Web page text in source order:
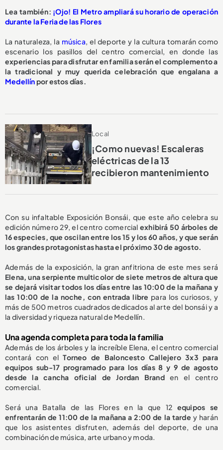
Lea también: ¡Ojo! El Metro ampliará su horario de operación
durante la Feria de las Flores
La naturaleza, la música, el deporte y la cultura tomarán como
escenario los pasillos del centro comercial, en donde las
experiencias para disfrutar en familia serán el complemento a
la tradicional y muy querida celebración que engalana a
Medellínpor estos días.
Local
¡Como nuevas! Escaleras
eléctricas de la 13
recibieron mantenimiento
Con su infaltable Exposición Bonsái, que este año celebra su
edición número 29, el centro comercial exhibirá 50 árboles de
16 especies, que oscilan entre los 15 y los 60 años, y que serán
los grandes protagonistas hasta el próximo 30 de agosto.
Además de la exposición, la gran anfitriona de este mes será
Elena, una serpiente multicolor de siete metros de altura que
se dejará visitar todos los días entre las 10:00 de la mañana y
las 10:00 de la noche, con entrada libre para los curiosos, y
más de 500 metros cuadrados dedicados al arte del bonsái y a
la diversidad y riqueza natural de Medellín.
Una agenda completa para toda la familia
Además de los árboles y la increíble Elena, el centro comercial
contará con elTorneo de Baloncesto Callejero 3x3 para
equipos sub-17 programado para los días 8 y 9 de agosto
desde la cancha oficial de Jordan Branden el centro
comercial.
Será una Batalla de las Flores en la que 12 equipos se
enfrentarán de 11:00 de la mañana a 2:00 de la tarde y harán
que los asistentes disfruten, además del deporte, de una
combinación de música, arte urbano y moda.